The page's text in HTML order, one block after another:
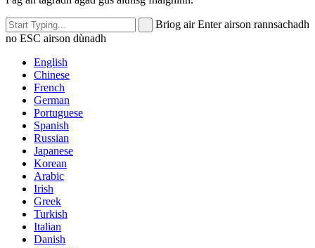
Briog air Enter airson rannsachadh
no ESC airson dùnadh
English
Chinese
French
German
Portuguese
Spanish
Russian
Japanese
Korean
Arabic
Irish
Greek
Turkish
Italian
Danish